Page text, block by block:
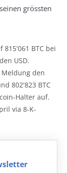
grössten
BTC bei
USD.
den
802'823 BTC
Halter auf.
via 8-K-